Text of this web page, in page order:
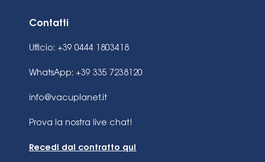
Contatti
Ufficio: +39 0444 1803418
WhatsApp: +39 335 7238120
info@vacuplanet.it
Prova la nostra live chat!
Recedi dal contratto qui